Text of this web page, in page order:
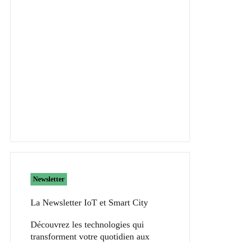
Newsletter
La Newsletter IoT et Smart City​
Découvrez les technologies qui
transforment votre quotidien aux